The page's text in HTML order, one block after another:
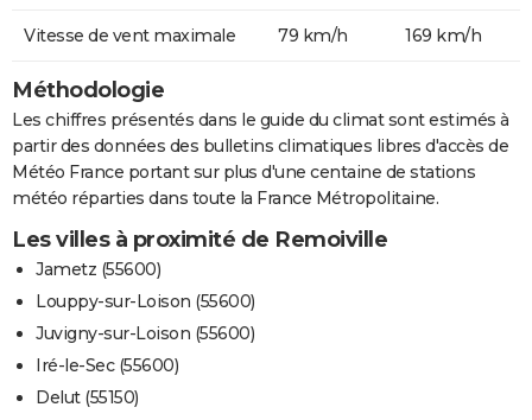
Vitesse de vent maximale 79 km/h 169 km/h
Méthodologie
Les chiffres présentés dans le guide du climat sont estimés à
partir des données des bulletins climatiques libres d'accès de
Météo France portant sur plus d'une centaine de stations
météo réparties dans toute la France Métropolitaine.
Les villes à proximité de Remoiville
Jametz (55600)
Louppy-sur-Loison (55600)
Juvigny-sur-Loison (55600)
Iré-le-Sec (55600)
Delut (55150)